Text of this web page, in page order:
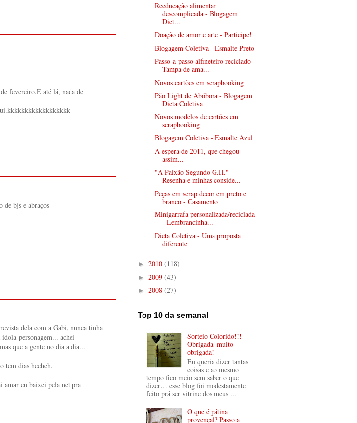
fevereiro.E até lá, nada de
bjs e abraços
dela com a Gabi, nunca tinha
personagem... achei
que a gente no dia a dia...
tem dias heeheh.
amar eu baixei pela net pra
Reeducação alimentar
descomplicada - Blogagem
Diet...
Doação de amor e arte - Participe!
Blogagem Coletiva - Esmalte Preto
Passo-a-passo alfineteiro reciclado -
Tampa de ama...
Novos cartões em scrapbooking
Pão Light de Abóbora - Blogagem
Dieta Coletiva
Novos modelos de cartões em
scrapbooking
Blogagem Coletiva - Esmalte Azul
À espera de 2011, que chegou
assim...
"A Paixão Segundo G.H." -
Resenha e minhas conside...
Peças em scrap decor em preto e
branco - Casamento
Minigarrafa personalizada/reciclada
- Lembrancinha...
Dieta Coletiva - Uma proposta
diferente
► 2010 (118)
► 2009 (43)
► 2008 (27)
Top 10 da semana!
Sorteio Colorido!!!
Obrigada, muito
obrigada!
Eu queria dizer tantas
coisas e ao mesmo
tempo fico meio sem saber o que
dizer… esse blog foi modestamente
feito prá ser vitrine dos meus ...
O que é pátina
provençal? Passo a